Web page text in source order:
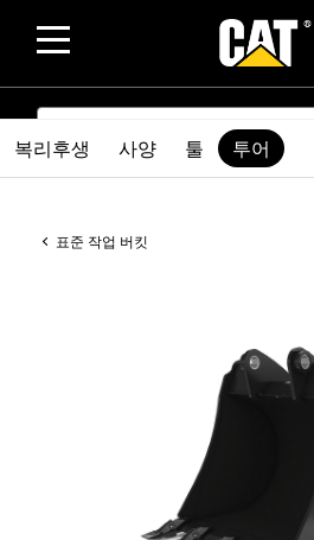
SEARCH
표준 작업 버킷
복리후생 사양 툴 투어